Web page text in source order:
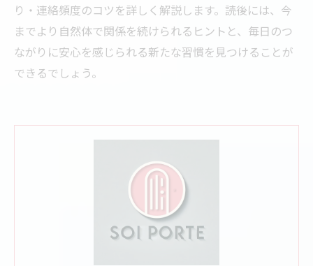
り・連絡頻度のコツを詳しく解説します。読後には、今
までより自然体で関係を続けられるヒントと、毎日のつ
ながりに安心を感じられる新たな習慣を見つけることが
できるでしょう。